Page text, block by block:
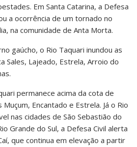
Em Santa Catarina, a Defesa
a ocorrência de um tornado no
na comunidade de Anta Morta.
gaúcho, o Rio Taquari inundou as
Sales, Lajeado, Estrela, Arroio do
permanece acima da cota de
Encantado e Estrela. Já o Rio
nas cidades de São Sebastião do
Grande do Sul, a Defesa Civil alerta
que continua em elevação a partir